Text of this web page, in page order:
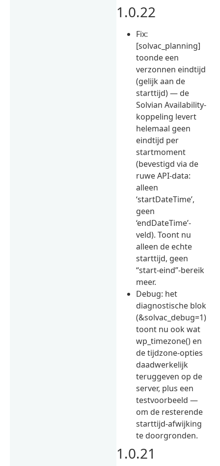
1.0.22
Fix:
[solvac_planning]
toonde een
verzonnen eindtijd
(gelijk aan de
starttijd) — de
Solvian Availability-
koppeling levert
helemaal geen
eindtijd per
startmoment
(bevestigd via de
ruwe API-data:
alleen
‘startDateTime’,
geen
‘endDateTime’-
veld). Toont nu
alleen de echte
starttijd, geen
“start-eind”-bereik
meer.
Debug: het
diagnostische blok
(&solvac_debug=1)
toont nu ook wat
wp_timezone() en
de tijdzone-opties
daadwerkelijk
teruggeven op de
server, plus een
testvoorbeeld —
om de resterende
starttijd-afwijking
te doorgronden.
1.0.21